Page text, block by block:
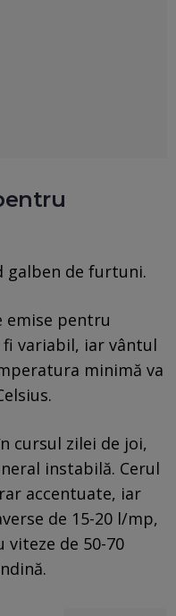
galben de furtuni.
emise pentru
variabil, iar vântul
minimă va
cursul zilei de joi,
instabilă. Cerul
accentuate, iar
de 15-20 l/mp,
viteze de 50-70